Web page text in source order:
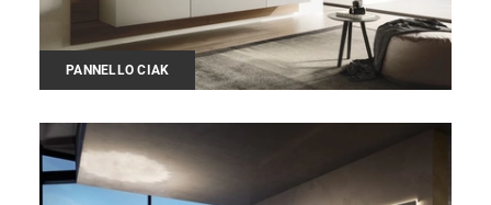
PANNELLO CIAK